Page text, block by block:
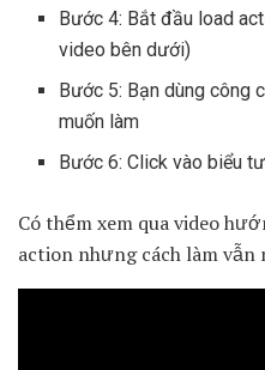
Bước 4: Bắt đầu load
video bên dưới)
Bước 5: Bạn dùng công
muốn làm
Bước 6: Click vào biểu
Có thểm xem qua video
action nhưng cách làm vẫn